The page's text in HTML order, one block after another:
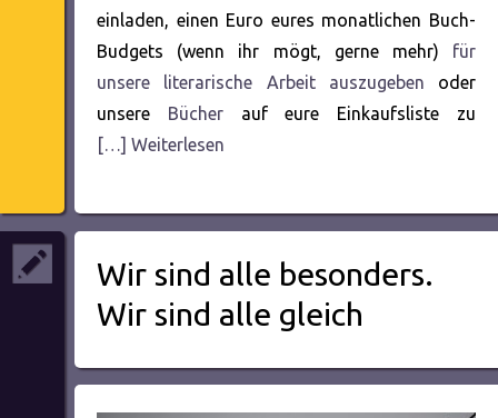
einladen, einen Euro eures monatlichen Buch-
Budgets (wenn ihr mögt, gerne mehr) für
unsere literarische Arbeit auszugeben oder
unsere Bücherauf eure Einkaufsliste zu
[…] Weiterlesen
Wir sind alle besonders.
Wir sind alle gleich